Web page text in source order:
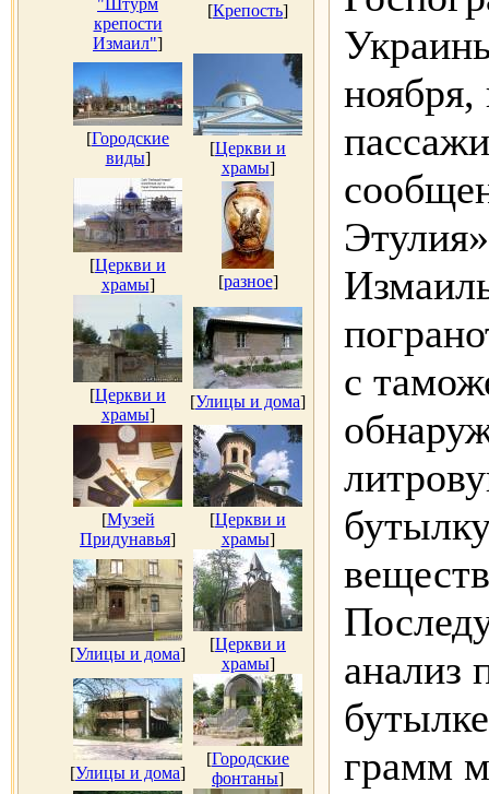
"Штурм
крепости
Измаил"]
[Крепость]
[Городские
виды]
[Церкви и
храмы]
[Церкви и
храмы] [разное]
[Церкви и
храмы]
[Улицы и дома]
[Музей
Придунавья]
[Церкви и
храмы]
[Улицы и дома]
[Церкви и
храмы]
[Улицы и дома]
[Городские
фонтаны]
ноября,
с
анализ
грамм